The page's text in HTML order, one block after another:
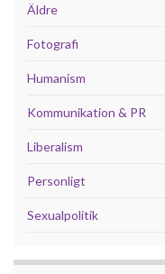
Äldre
Fotografi
Humanism
Kommunikation & PR
Liberalism
Personligt
Sexualpolitik